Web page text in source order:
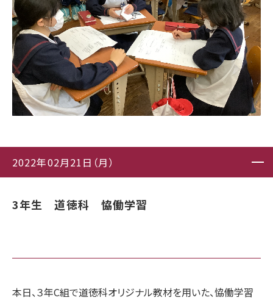
2022年02月21日（月）
3年生 道徳科 恊働学習
本日、３年C組で道徳科オリジナル教材を用いた、恊働学習